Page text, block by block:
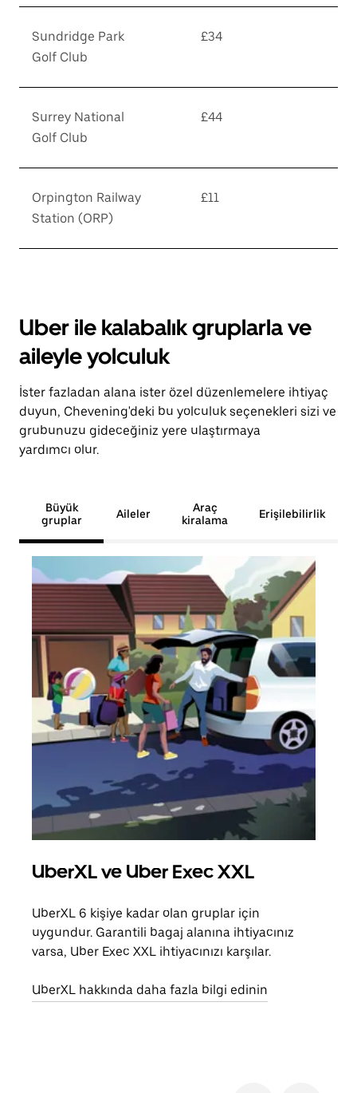
Sundridge Park
Golf Club
£34
Surrey National
Golf Club
£44
Orpington Railway
Station (ORP)
£11
Uber ile kalabalık gruplarla ve
aileyle yolculuk
İster fazladan alana ister özel düzenlemelere ihtiyaç
duyun, Chevening'deki bu yolculuk seçenekleri sizi ve
grubunuzu gideceğiniz yere ulaştırmaya
yardımcı olur.
Büyük
gruplar
Aileler
Araç
kiralama
Erişilebilirlik
UberXL ve Uber Exec XXL
UberXL 6 kişiye kadar olan gruplar için
uygundur. Garantili bagaj alanına ihtiyacınız
varsa, Uber Exec XXL ihtiyacınızı karşılar.
UberXL hakkında daha fazla bilgi edinin